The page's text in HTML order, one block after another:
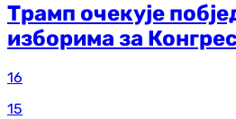
Трамп очекује
изборима за
16
15